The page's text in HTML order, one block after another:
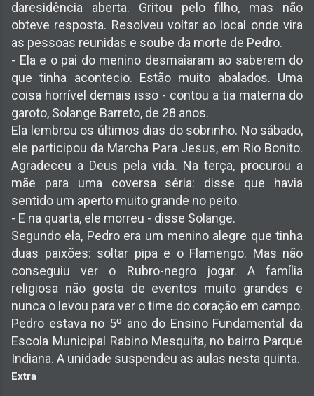
daresidência aberta. Gritou pelo filho, mas não
obteve resposta. Resolveu voltar ao local onde vira
as pessoas reunidas e soube da morte de Pedro.
- Ela e o pai do menino desmaiaram ao saberem do
que tinha acontecio. Estão muito abalados. Uma
coisa horrível demais isso - contou a tia materna do
garoto, Solange Barreto, de 28 anos.
Ela lembrou os últimos dias do sobrinho. No sábado,
ele participou da Marcha Para Jesus, em Rio Bonito.
Agradeceu a Deus pela vida. Na terça, procurou a
mãe para uma coversa séria: disse que havia
sentido um aperto muito grande no peito.
- E na quarta, ele morreu - disse Solange.
Segundo ela, Pedro era um menino alegre que tinha
duas paixões: soltar pipa e o Flamengo. Mas não
conseguiu ver o Rubro-negro jogar. A família
religiosa não gosta de eventos muito grandes e
nunca o levou para ver o time do coração em campo.
Pedro estava no 5º ano do Ensino Fundamental da
Escola Municipal Rabino Mesquita, no bairro Parque
Indiana. A unidade suspendeu as aulas nesta quinta.
Extra